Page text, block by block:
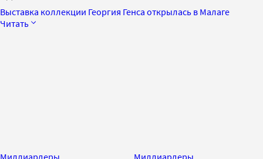
Выставка коллекции Георгия Генса открылась в Малаге
Читать
Миллиардеры Миллиардеры